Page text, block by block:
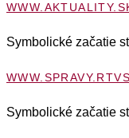
Symbolické začatie
Symbolické začatie